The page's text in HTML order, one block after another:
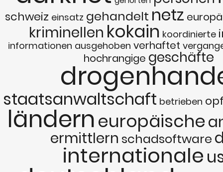
schweiz einsatz gehandelt netz
kriminellen kokain koordinierte
informationen ausgehoben verhaftet
hochrangige geschäfte
staatsanwaltschaft betrieben
länderneuropäische
ermittlern schadsoftware
internationale